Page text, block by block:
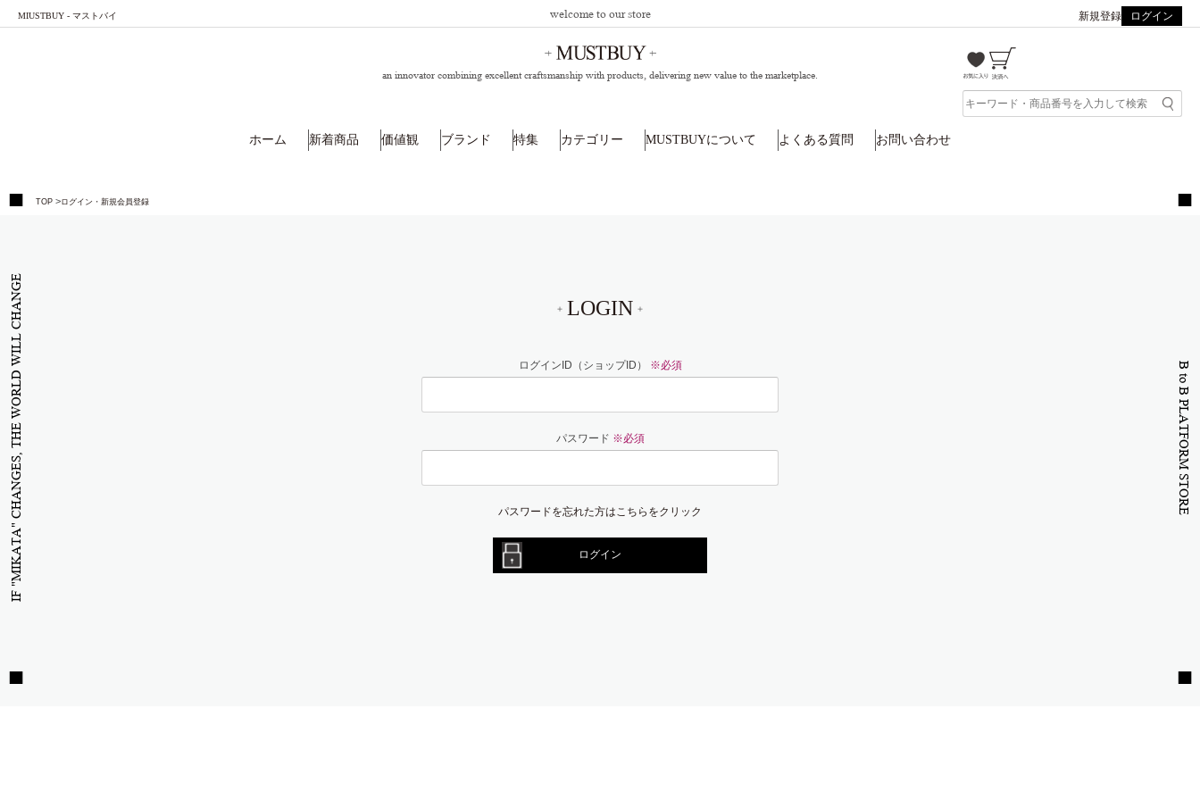
MIUSTBUY - マストバイ welcome to our store 新規登録 ログイン
an innovator combining excellent craftsmanship with products,delivering new value to the marketplace.
ホーム 新着商品 価値観 ブランド 特集 カテゴリー MUSTBUYについて よくある質問 お問い合わせ
TOP >ログイン・新規会員登録
LOGIN
ログインID（ショップID） ※必須
パスワード ※必須
パスワードを忘れた方はこちらをクリック
IF "MIKATA" CHANGES, THE WORLD WILL CHANGE B to B PLATFORM STORE